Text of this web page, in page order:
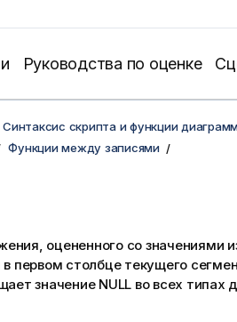
Руководства по оценке
Синтаксис скрипта и функции
Функции между записями
оцененного со значениями
первом столбце текущего
значение NULL во всех типах